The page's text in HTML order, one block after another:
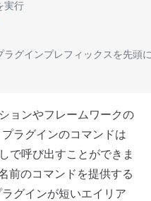
実行
グインプレフィックスを先頭
ョンやフレームワークの
ラグインのコマンドは
で呼び出すことができま
前のコマンドを提供する
グインが短いエイリア